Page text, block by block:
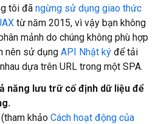
tôi đã ngừng sử dụng giao thức
từ năm 2015, vì vậy bạn không
mảnh do chúng không phù hợp
nên sử dụng API Nhật ký để tải
dựa trên URL trong một SPA.
năng lưu trữ cố định dữ liệu để
khảo Cách hoạt động của